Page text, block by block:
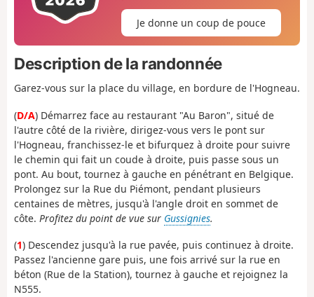
Je donne un coup de pouce
Description de la randonnée
Garez-vous sur la place du village, en bordure de l'Hogneau.
(D/A) Démarrez face au restaurant "Au Baron", situé de
l'autre côté de la rivière, dirigez-vous vers le pont sur
l'Hogneau, franchissez-le et bifurquez à droite pour suivre
le chemin qui fait un coude à droite, puis passe sous un
pont. Au bout, tournez à gauche en pénétrant en Belgique.
Prolongez sur la Rue du Piémont, pendant plusieurs
centaines de mètres, jusqu'à l'angle droit en sommet de
côte. Profitez du point de vue sur Gussignies.
(1) Descendez jusqu'à la rue pavée, puis continuez à droite.
Passez l'ancienne gare puis, une fois arrivé sur la rue en
béton (Rue de la Station), tournez à gauche et rejoignez la
N555.